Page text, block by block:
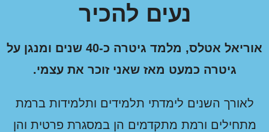
נעים להכיר
אוריאל אטלס, מלמד גיטרה כ-40 שנים ומנגן על
גיטרה כמעט מאז שאני זוכר את עצמי.
לאורך השנים לימדתי תלמידים ותלמידות ברמת
מתחילים ורמת מתקדמים הן במסגרת פרטית והן